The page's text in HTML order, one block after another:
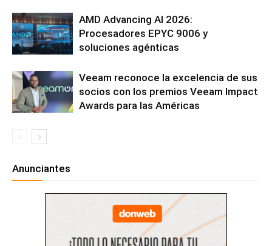
AMD Advancing AI 2026:
Procesadores EPYC 9006 y
soluciones agénticas
Veeam reconoce la excelencia de sus
socios con los premios Veeam Impact
Awards para las Américas
Anunciantes